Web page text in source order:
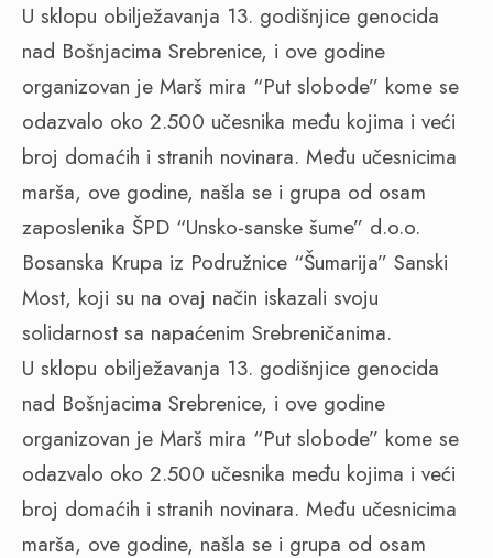
U sklopu obilježavanja 13. godišnjice genocida
nad Bošnjacima Srebrenice, i ove godine
organizovan je Marš mira “Put slobode” kome se
odazvalo oko 2.500 učesnika među kojima i veći
broj domaćih i stranih novinara. Među učesnicima
marša, ove godine, našla se i grupa od osam
zaposlenika ŠPD “Unsko-sanske šume” d.o.o.
Bosanska Krupa iz Podružnice “Šumarija” Sanski
Most, koji su na ovaj način iskazali svoju
solidarnost sa napaćenim Srebreničanima.
U sklopu obilježavanja 13. godišnjice genocida
nad Bošnjacima Srebrenice, i ove godine
organizovan je Marš mira “Put slobode” kome se
odazvalo oko 2.500 učesnika među kojima i veći
broj domaćih i stranih novinara. Među učesnicima
marša, ove godine, našla se i grupa od osam